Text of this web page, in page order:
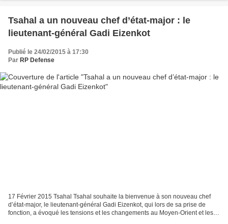
Tsahal a un nouveau chef d’état-major : le
lieutenant-général Gadi Eizenkot
Publié le 24/02/2015 à 17:30
Par RP Defense
17 Février 2015 Tsahal Tsahal souhaite la bienvenue à son nouveau chef
d’état-major, le lieutenant-général Gadi Eizenkot, qui lors de sa prise de
fonction, a évoqué les tensions et les changements au Moyen-Orient et les